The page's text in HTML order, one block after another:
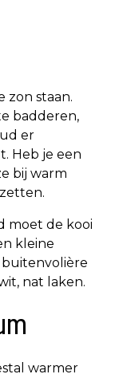
zon staan.
badderen,
er
Heb je een
bij warm
moet de kooi
kleine
buitenvolière
nat laken.
warmer